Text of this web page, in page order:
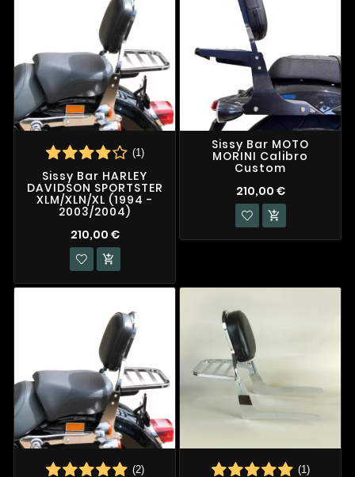
(1)
Sissy Bar HARLEY
DAVIDSON SPORTSTER
XLM/XLN/XL (1994 -
2003/2004)
210,00 €

Sissy Bar MOTO
MORINI Calibro
Custom
210,00 €

(2) (1)